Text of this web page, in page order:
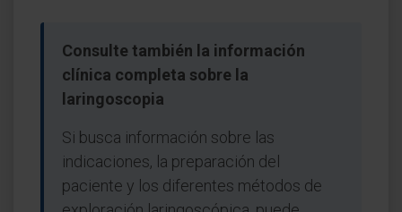
Consulte también la información
clínica completa sobre la
laringoscopia
Si busca información sobre las
indicaciones, la preparación del
paciente y los diferentes métodos de